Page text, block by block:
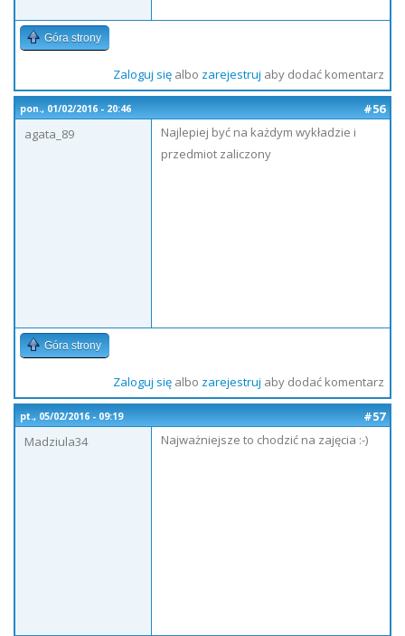
Góra strony
Zaloguj sięalbo zarejestruj aby dodać komentarz
pon., 01/02/2016 - 20:46
#56
agata_89
Najlepiej być na każdym wykładzie i
przedmiot zaliczony
Góra strony
Zaloguj sięalbo zarejestruj aby dodać komentarz
pt., 05/02/2016 - 09:19
#57
Madziula34
Najważniejsze to chodzić na zajęcia :-)